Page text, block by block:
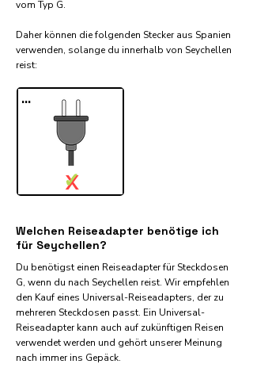
vom Typ G.
Daher können die folgenden Stecker aus Spanien
verwenden, solange du innerhalb von Seychellen
reist:​
...
X
✓
Welchen Reiseadapter benötige ich
für Seychellen?
Du benötigst einen Reiseadapter für Steckdosen
G, wenn du nach Seychellen reist. Wir empfehlen
den Kauf eines Universal-Reiseadapters, der zu
mehreren Steckdosen passt. Ein Universal-
Reiseadapter kann auch auf zukünftigen Reisen
verwendet werden und gehört unserer Meinung
nach immer ins Gepäck.